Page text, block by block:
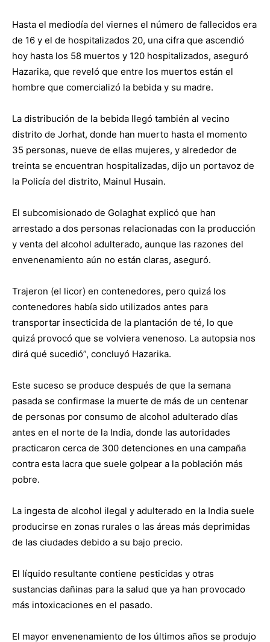
Hasta el mediodía del viernes el número de fallecidos era
de 16 y el de hospitalizados 20, una cifra que ascendió
hoy hasta los 58 muertos y 120 hospitalizados, aseguró
Hazarika, que reveló que entre los muertos están el
hombre que comercializó la bebida y su madre.
La distribución de la bebida llegó también al vecino
distrito de Jorhat, donde han muerto hasta el momento
35 personas, nueve de ellas mujeres, y alrededor de
treinta se encuentran hospitalizadas, dijo un portavoz de
la Policía del distrito, Mainul Husain.
El subcomisionado de Golaghat explicó que han
arrestado a dos personas relacionadas con la producción
y venta del alcohol adulterado, aunque las razones del
envenenamiento aún no están claras, aseguró.
Trajeron (el licor) en contenedores, pero quizá los
contenedores había sido utilizados antes para
transportar insecticida de la plantación de té, lo que
quizá provocó que se volviera venenoso. La autopsia nos
dirá qué sucedió”, concluyó Hazarika.
Este suceso se produce después de que la semana
pasada se confirmase la muerte de más de un centenar
de personas por consumo de alcohol adulterado días
antes en el norte de la India, donde las autoridades
practicaron cerca de 300 detenciones en una campaña
contra esta lacra que suele golpear a la población más
pobre.
La ingesta de alcohol ilegal y adulterado en la India suele
producirse en zonas rurales o las áreas más deprimidas
de las ciudades debido a su bajo precio.
El líquido resultante contiene pesticidas y otras
sustancias dañinas para la salud que ya han provocado
más intoxicaciones en el pasado.
El mayor envenenamiento de los últimos años se produjo